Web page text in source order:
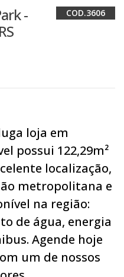
-
3606
loja em
possui 122,29m²
localização,
metropolitana e
na região:
de água, energia
Agende hoje
um de nossos